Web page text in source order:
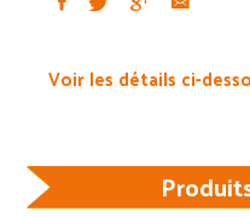
Voir les détails ci-